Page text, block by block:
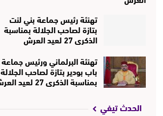
تهنئة رئيس جماعة بني لنت
بتازة لصاحب الجلالة بمناسبة
الذكرى 27 لعيد العرش
تهنئة البرلماني ورئيس جماعة
باب بودير بتازة لصاحب الجلالة
بمناسبة الذكرى 27 لعيد العرش
الحدث تيفي